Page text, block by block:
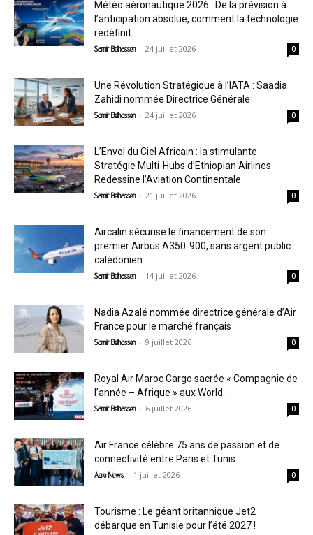
Météo aéronautique 2026 : De la prévision à
l’anticipation absolue, comment la technologie
redéfinit...
Samir Belhassen - 24 juillet 2026 0
Une Révolution Stratégique à l’IATA : Saadia
Zahidi nommée Directrice Générale
Samir Belhassen - 24 juillet 2026 0
L’Envol du Ciel Africain : la stimulante
Stratégie Multi-Hubs d’Ethiopian Airlines
Redessine l’Aviation Continentale
Samir Belhassen - 21 juillet 2026 0
Aircalin sécurise le financement de son
premier Airbus A350‑900, sans argent public
calédonien
Samir Belhassen - 14 juillet 2026 0
Nadia Azalé nommée directrice générale d’Air
France pour le marché français
Samir Belhassen - 9 juillet 2026 0
Royal Air Maroc Cargo sacrée « Compagnie de
l’année – Afrique » aux World...
Samir Belhassen - 6 juillet 2026 0
Air France célèbre 75 ans de passion et de
connectivité entre Paris et Tunis
Aero News - 1 juillet 2026 0
Tourisme : Le géant britannique Jet2
débarque en Tunisie pour l’été 2027 !